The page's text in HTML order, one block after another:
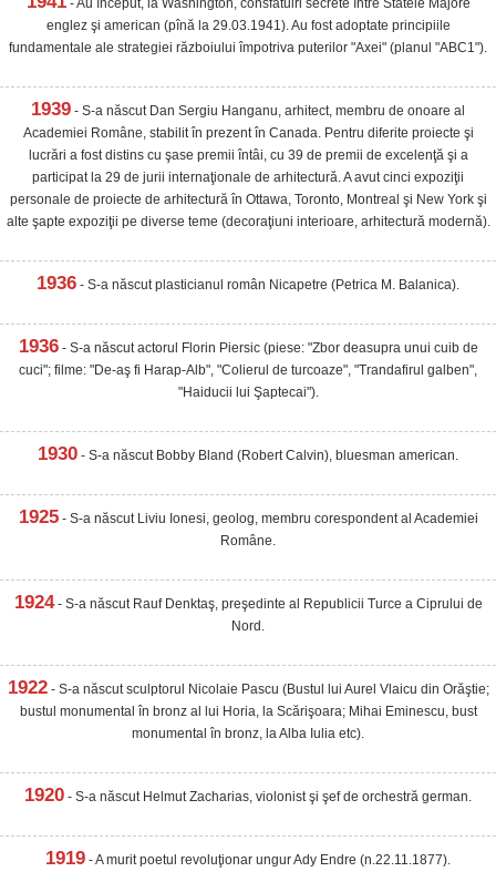
- Au început, la Washington, consfătuiri secrete între Statele Majore
englez şi american (pînă la 29.03.1941). Au fost adoptate principiile
fundamentale ale strategiei războiului împotriva puterilor "Axei" (planul "ABC1").
1939 - S-a născut Dan Sergiu Hanganu, arhitect, membru de onoare al
Academiei Române, stabilit în prezent în Canada. Pentru diferite proiecte şi
lucrări a fost distins cu şase premii întâi, cu 39 de premii de excelenţă şi a
participat la 29 de jurii internaţionale de arhitectură. A avut cinci expoziţii
personale de proiecte de arhitectură în Ottawa, Toronto, Montreal şi New York şi
alte şapte expoziţii pe diverse teme (decoraţiuni interioare, arhitectură modernă).
1936 - S-a născut plasticianul român Nicapetre (Petrica M. Balanica).
1936- S-a născut actorul Florin Piersic (piese: "Zbor deasupra unui cuib de
cuci"; filme: "De-aş fi Harap-Alb", "Colierul de turcoaze", "Trandafirul galben",
"Haiducii lui Şaptecai").
1930 - S-a născut Bobby Bland (Robert Calvin), bluesman american.
1925- S-a născut Liviu Ionesi, geolog, membru corespondent al Academiei
Române.
1924- S-a născut Rauf Denktaş, preşedinte al Republicii Turce a Ciprului de
Nord.
1922- S-a născut sculptorul Nicolaie Pascu (Bustul lui Aurel Vlaicu din Orăştie;
bustul monumental în bronz al lui Horia, la Scărişoara; Mihai Eminescu, bust
monumental în bronz, la Alba Iulia etc).
1920 - S-a născut Helmut Zacharias, violonist şi şef de orchestră german.
1919 - A murit poetul revoluţionar ungur Ady Endre (n.22.11.1877).